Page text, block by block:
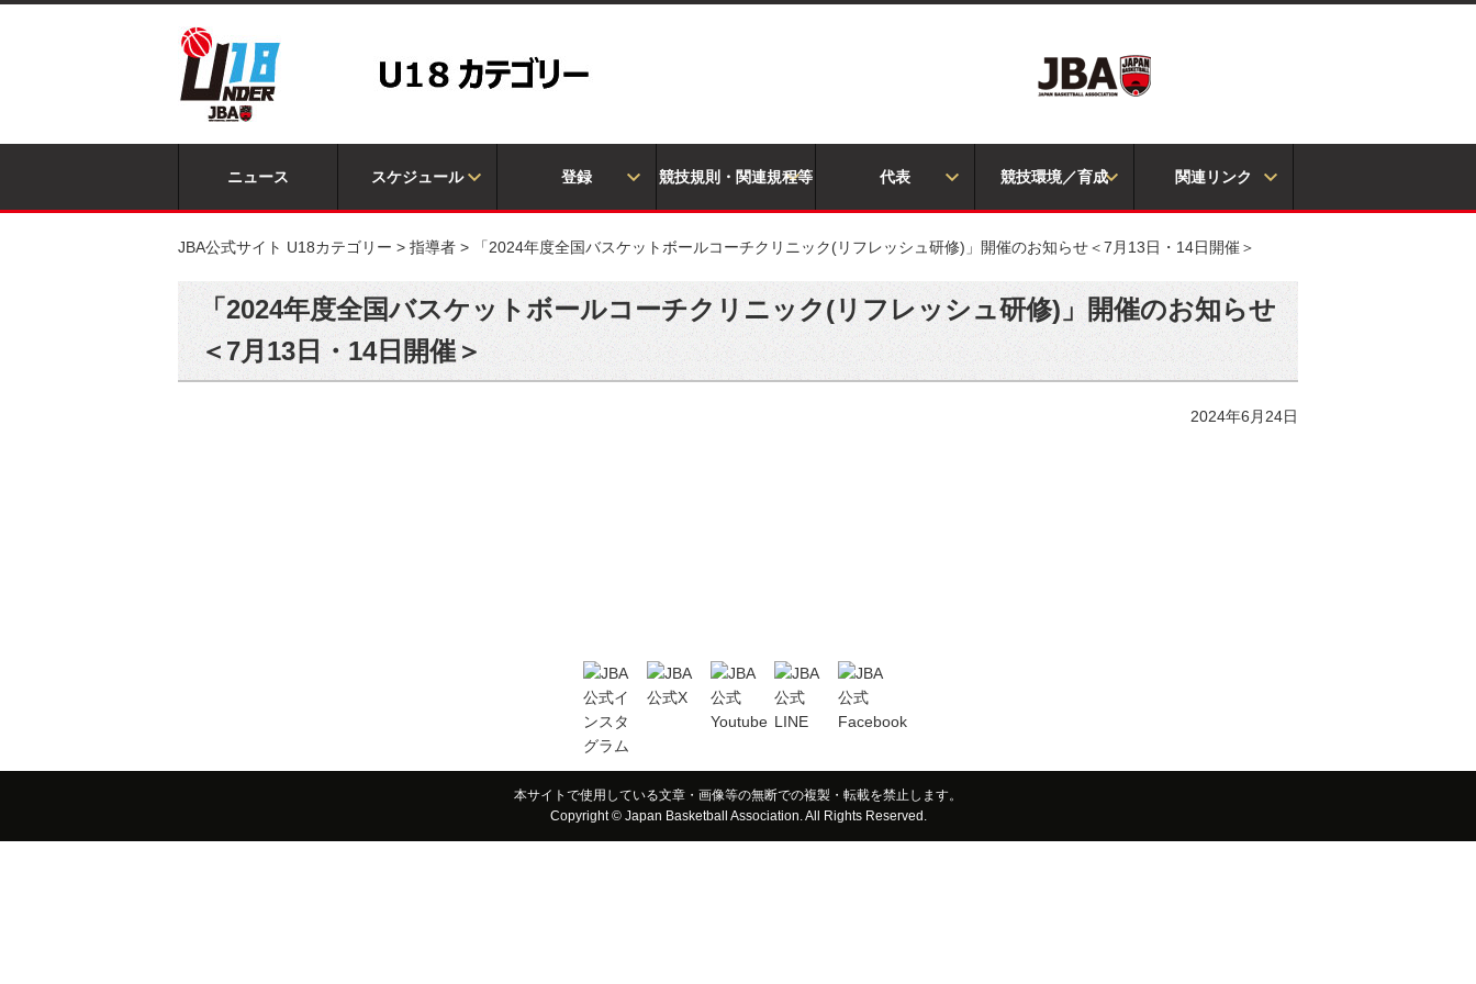
ニュース スケジュール 登録 競技規則・関連規程等 代表 競技環境／育成 関連リンク
JBA公式サイト U18カテゴリー > 指導者 > 「2024年度全国バスケットボールコーチクリニック(リフレッシュ研修)」開催のお知らせ＜7月13日・14日開催＞
「2024年度全国バスケットボールコーチクリニック(リフレッシュ研修)」開催のお知らせ
＜7月13日・14日開催＞
2024年6月24日
本サイトで使用している文章・画像等の無断での複製・転載を禁止します。
Copyright © Japan Basketball Association. All Rights Reserved.